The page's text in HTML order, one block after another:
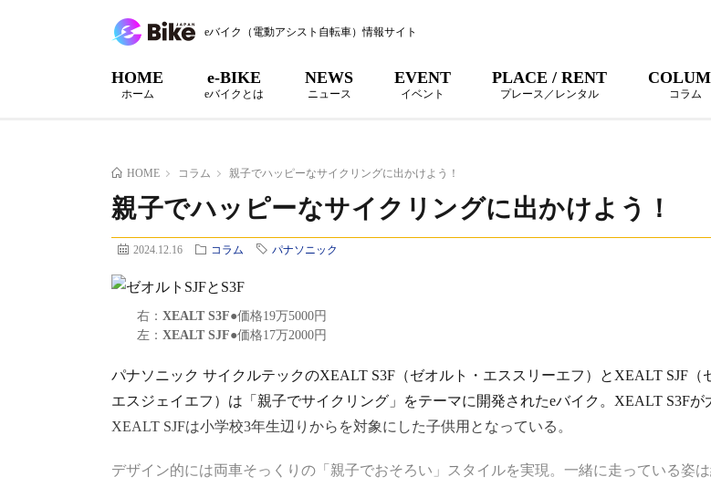
eバイク（電動アシスト自転車）情報サイト
HOME
ホーム
e-BIKE
eバイクとは
NEWS
ニュース
EVENT
イベント
PLACE / RENT
プレース／レンタル コラム
HOME コラム 親子でハッピーなサイクリングに出かけよう！
親子でハッピーなサイクリングに出かけよう！
2024.12.16 コラム パナソニック
右： XEALT S3F●価格19万5000円
左： XEALT SJF●価格17万2000円
パナソニック サイクルテックのXEALT S3F（ゼオルト・エススリーエフ）とXEALT SJF（
エスジェイエフ）は「親子でサイクリング」をテーマに開発されたeバイク。XEALT S3Fが
XEALT SJFは小学校3年生辺りからを対象にした子供用となっている。
デザイン的には両車そっくりの「親子でおそろい」スタイルを実現。一緒に走っている姿